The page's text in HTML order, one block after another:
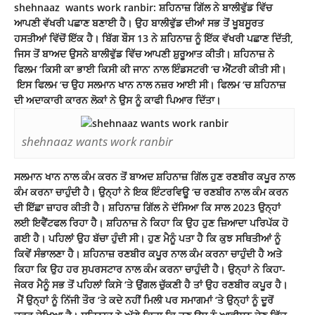
shehnaaz wants work ranbir: ਸ਼ਹਿਨਾਜ਼ ਗਿੱਲ ਨੇ ਬਾਲੀਵੁੱਡ ਵਿੱਚ
ਆਪਣੀ ਵੱਖਰੀ ਪਛਾਣ ਬਣਾਈ ਹੈ। ਉਹ ਬਾਲੀਵੁੱਡ ਦੀਆਂ ਸਭ ਤੋਂ ਖੂਬਸੂਰਤ
ਹਸਤੀਆਂ ਵਿੱਚੋਂ ਇੱਕ ਹੈ। ਬਿੱਗ ਬੌਸ 13 ਨੇ ਸ਼ਹਿਨਾਜ਼ ਨੂੰ ਇੱਕ ਵੱਖਰੀ ਪਛਾਣ ਦਿੱਤੀ,
ਜਿਸ ਤੋਂ ਬਾਅਦ ਉਸਨੇ ਬਾਲੀਵੁੱਡ ਵਿੱਚ ਆਪਣੀ ਸ਼ੁਰੂਆਤ ਕੀਤੀ। ਸ਼ਹਿਨਾਜ਼ ਨੇ
ਫਿਲਮ ‘ਕਿਸੀ ਕਾ ਭਾਈ ਕਿਸੀ ਕੀ ਜਾਨ’ ਨਾਲ ਇੰਡਸਟਰੀ ‘ਚ ਐਂਟਰੀ ਕੀਤੀ ਸੀ।
ਇਸ ਫਿਲਮ ‘ਚ ਉਹ ਸਲਮਾਨ ਖਾਨ ਨਾਲ ਨਜ਼ਰ ਆਈ ਸੀ। ਫਿਲਮ ‘ਚ ਸ਼ਹਿਨਾਜ਼
ਦੀ ਅਦਾਕਾਰੀ ਕਾਰਨ ਲੋਕਾਂ ਨੇ ਉਸ ਨੂੰ ਕਾਫੀ ਪਿਆਰ ਦਿੱਤਾ।
shehnaaz wants work ranbir
ਸਲਮਾਨ ਖਾਨ ਨਾਲ ਕੰਮ ਕਰਨ ਤੋਂ ਬਾਅਦ ਸ਼ਹਿਨਾਜ਼ ਗਿੱਲ ਹੁਣ ਰਣਬੀਰ ਕਪੂਰ ਨਾਲ
ਕੰਮ ਕਰਨਾ ਚਾਹੁੰਦੀ ਹੈ। ਉਨ੍ਹਾਂ ਨੇ ਇਕ ਇੰਟਰਵਿਊ ‘ਚ ਰਣਬੀਰ ਨਾਲ ਕੰਮ ਕਰਨ
ਦੀ ਇੱਛਾ ਜ਼ਾਹਰ ਕੀਤੀ ਹੈ। ਸ਼ਹਿਨਾਜ਼ ਗਿੱਲ ਨੇ ਦੱਸਿਆ ਕਿ ਸਾਲ 2023 ਉਨ੍ਹਾਂ
ਲਈ ਇਵੈਂਟਫਲ ਰਿਹਾ ਹੈ। ਸ਼ਹਿਨਾਜ਼ ਨੇ ਕਿਹਾ ਕਿ ਉਹ ਹੁਣ ਜ਼ਿਆਦਾ ਪਰਿਪੱਕ ਹੋ
ਗਈ ਹੈ। ਪਹਿਲਾਂ ਉਹ ਬੱਚਾ ਹੁੰਦੀ ਸੀ। ਹੁਣ ਮੈਨੂੰ ਪਤਾ ਹੈ ਕਿ ਕੁਝ ਸਥਿਤੀਆਂ ਨੂੰ
ਕਿਵੇਂ ਸੰਭਾਲਣਾ ਹੈ। ਸ਼ਹਿਨਾਜ਼ਰਣਬੀਰਕਪੂਰ ਨਾਲ ਕੰਮ ਕਰਨਾ ਚਾਹੁੰਦੀ ਹੈ ਅਤੇ
ਕਿਹਾ ਕਿ ਉਹ ਹਰ ਸੁਪਰਸਟਾਰ ਨਾਲ ਕੰਮ ਕਰਨਾ ਚਾਹੁੰਦੀ ਹੈ। ਉਨ੍ਹਾਂ ਨੇ ਕਿਹਾ-
ਜੇਕਰ ਮੈਨੂੰ ਸਭ ਤੋਂ ਪਹਿਲਾਂ ਕਿਸੇ ‘ਤੇ ਉਂਗਲ ਚੁੱਕਣੀ ਹੈ ਤਾਂ ਉਹ ਰਣਬੀਰ ਕਪੂਰ ਹੈ।
ਮੈਂ ਉਨ੍ਹਾਂ ਨੂੰ ਨਿੱਜੀ ਤੌਰ ‘ਤੇ ਕਦੇ ਨਹੀਂ ਮਿਲੀ ਪਰ ਸਮਾਗਮਾਂ ‘ਤੇ ਉਨ੍ਹਾਂ ਨੂੰ ਦੂਰੋਂ